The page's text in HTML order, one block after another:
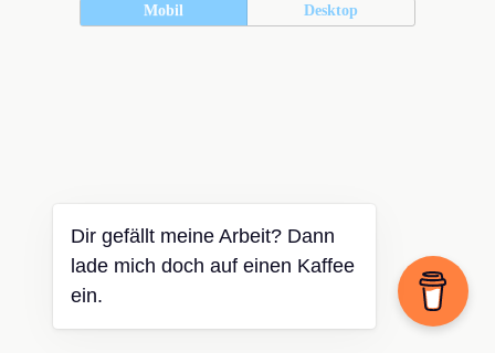
Mobil Desktop
Dir gefällt meine Arbeit? Dann
lade mich doch auf einen Kaffee
ein.